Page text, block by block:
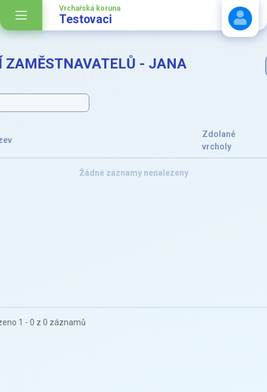
Vrchařská koruna
Testovaci
Stáhnout návod
ZAMĚSTNAVATELŮ - JANA
Zdolané
vrcholy
Žádné záznamy nenalezeny
1 - 0 z 0 záznamů